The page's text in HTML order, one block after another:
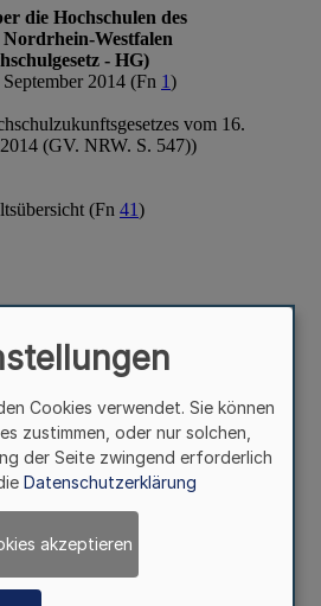
Cookies verwendet. Sie können
zustimmen, oder nur solchen,
der Seite zwingend erforderlich
Datenschutzerklärung
akzeptieren